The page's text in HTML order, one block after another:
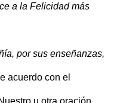
a la Felicidad más
por sus enseñanzas,
acuerdo con el
u otra oración